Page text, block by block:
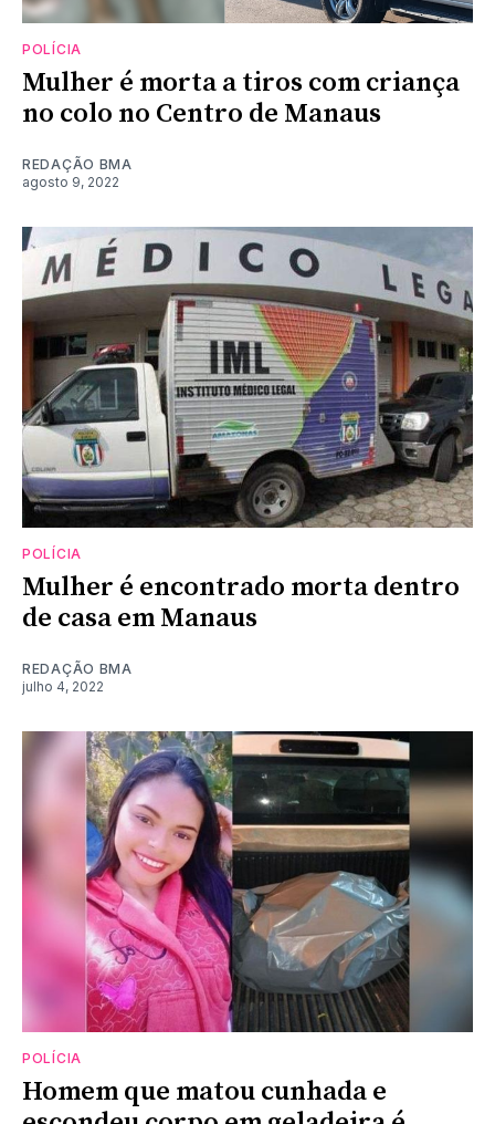
POLÍCIA
Mulher é morta a tiros com criança
no colo no Centro de Manaus
REDAÇÃO BMA
agosto 9, 2022
POLÍCIA
Mulher é encontrado morta dentro
de casa em Manaus
REDAÇÃO BMA
julho 4, 2022
POLÍCIA
Homem que matou cunhada e